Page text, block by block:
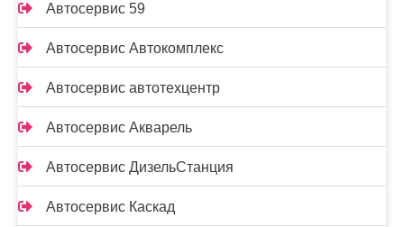
Автосервис 59
Автосервис Автокомплекс
Автосервис автотехцентр
Автосервис Акварель
Автосервис ДизельСтанция
Автосервис Каскад